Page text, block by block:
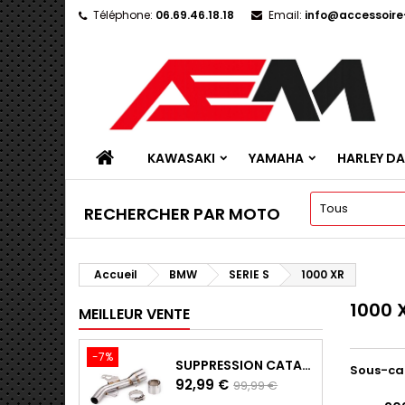
Téléphone: 06.69.46.18.18 Email:
KAWASAKI YAMAHA HARLEY
RECHERCHER PAR MOTO
Accueil BMW SERIE S 1000 XR
MEILLEUR VENTE
-7% SUPPRESSION CATALYSEUR EN INOX POUR KAWASAKI Z900 A2, Z900E ET Z900 (2017 - 2024)
Prix
92,99 € Prix
99,99 €
1000
Sous-